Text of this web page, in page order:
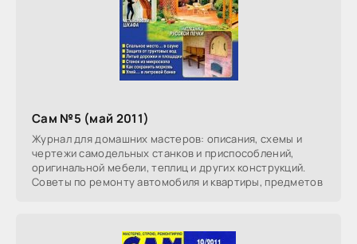
Сам №5 (май 2011)
Журнал для домашних мастеров: описания, схемы и
чертежи самодельных станков и приспособлений,
оригинальной мебели, теплиц и других конструкций.
Советы по ремонту автомобиля и квартиры, предметов